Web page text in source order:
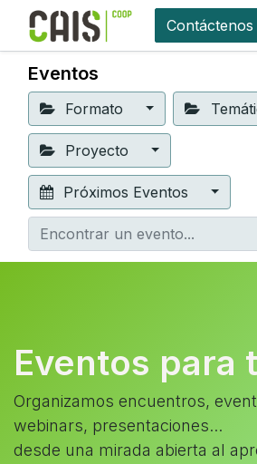
Contáctenos
Eventos
Formato
Proyecto
Próximos Eventos
Eventos para
Organizamos encuentros,
webinars, presentaciones...
desde una mirada abierta al